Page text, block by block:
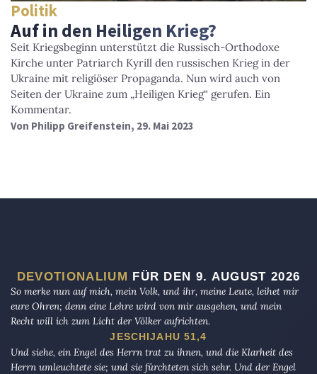
Politik
Auf in den Heiligen Krieg?
Seit Kriegsbeginn unterstützt die Russisch-Orthodoxe
Kirche unter Patriarch Kyrill den russischen Krieg in der
Ukraine mit religiöser Propaganda. Nun wird auch von
Seiten der Ukraine zum „Heiligen Krieg“ gerufen. Ein
Kommentar.
Von Philipp Greifenstein, 29. Mai 2023
DEVOTIONALIUM FÜR DEN 9. AUGUST 2026
So merke nun auf mich, mein Volk, und ihr, meine Leute, leihet mir
eure Ohren; denn eine Lehre wird von mir ausgehen, und mein
Recht will ich zum Licht der Völker aufrichten.
JESCHIJAHU 51,4
Und siehe, ein Engel des Herrn trat zu ihnen, und die Klarheit des
Herrn umleuchtete sie; und sie fürchteten sich sehr. Und der Engel